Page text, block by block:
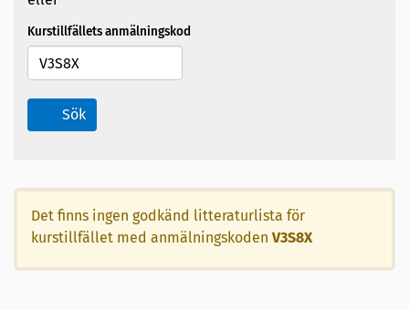
Kurstillfällets anmälningskod
Sök
Det finns ingen godkänd litteraturlista för
kurstillfället med anmälningskoden V3S8X